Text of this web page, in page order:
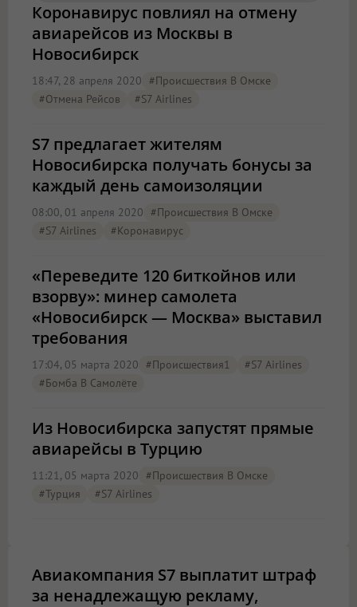
Коронавирус повлиял на отмену
авиарейсов из Москвы в
Новосибирск
18:47, 28 апреля 2020 #Происшествия В Омске
#отмена Рейсов
#S7 Airlines
S7 предлагает жителям
Новосибирска получать бонусы за
каждый день самоизоляции
08:00, 01 апреля 2020 #Происшествия В Омске
#S7 Airlines
#Коронавирус
«Переведите 120 биткойнов или
взорву»: минер самолета
«Новосибирск — Москва» выставил
требования
17:04, 05 марта 2020 #Происшествия1
#S7 Airlines
#бомба В Самолёте
Из Новосибирска запустят прямые
авиарейсы в Турцию
11:21, 05 марта 2020 #Происшествия В Омске
#Турция
#S7 Airlines
Авиакомпания S7 выплатит штраф
за ненадлежащую рекламу,